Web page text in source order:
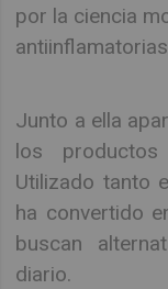
por la ciencia
Junto a ella
los
Utilizado tanto
ha convertido
buscan
diario.